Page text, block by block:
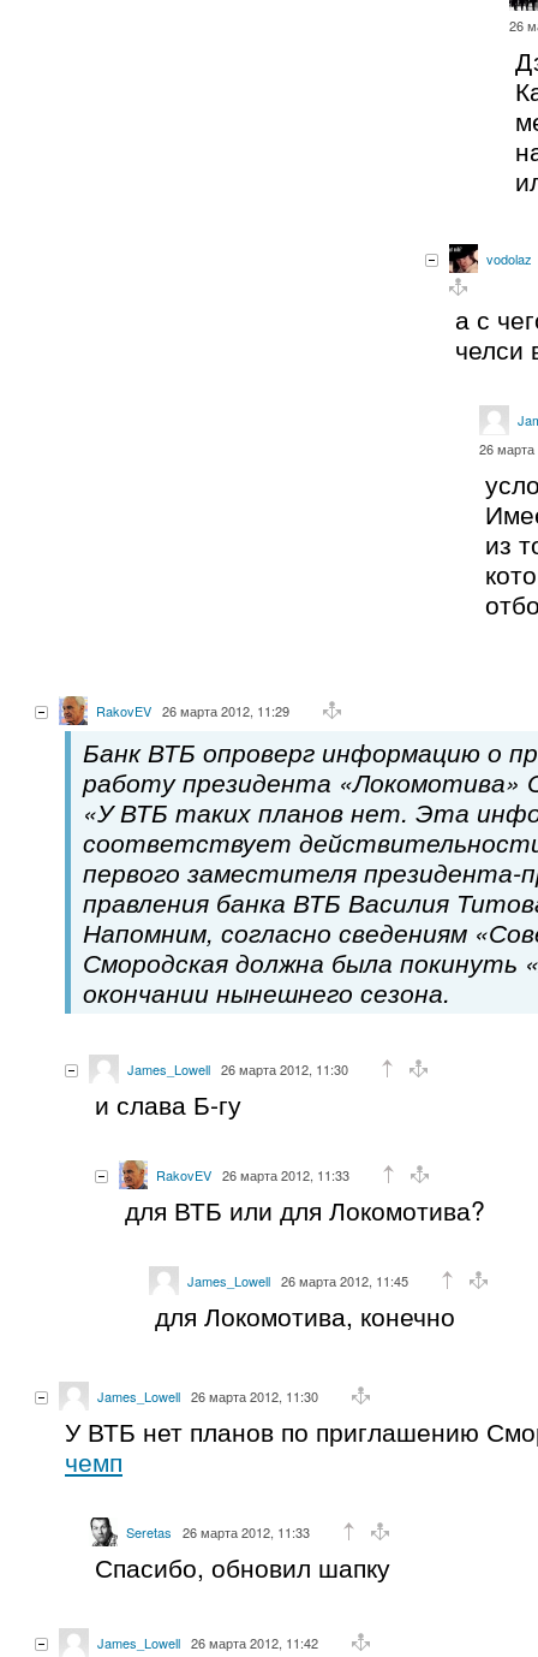
26
vodolaz
а с
челси
26 марта
из
RakovEV 26 марта 2012, 11:29
Банк ВТБ опроверг информацию о
работу президента «Локомотива»
«У ВТБ таких планов нет. Эта
соответствует
первого заместителя президента-
правления банка ВТБ Василия
Напомним, согласно сведениям
Смородская должна была покинуть
окончании нынешнего сезона.
James_Lowell 26 марта 2012, 11:30
и слава Б-гу
RakovEV 26 марта 2012, 11:33
для ВТБ или для Локомотива?
James_Lowell 26 марта 2012, 11:45
для Локомотива, конечно
James_Lowell 26 марта 2012, 11:30
У ВТБ нет планов по приглашению
чемп
Seretas 26 марта 2012, 11:33
Спасибо, обновил шапку
James_Lowell 26 марта 2012, 11:42